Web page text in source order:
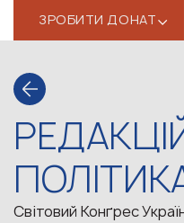
ЗРОБИТИ ДОНАТ‹
Світовий Конґрес